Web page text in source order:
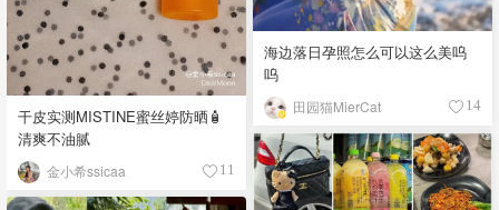
海边落日孕照怎么可以这么美呜
呜
田园猫MierCat 14
干皮实测MISTINE蜜丝婷防晒🧴
清爽不油腻
金小希ssicaa 11